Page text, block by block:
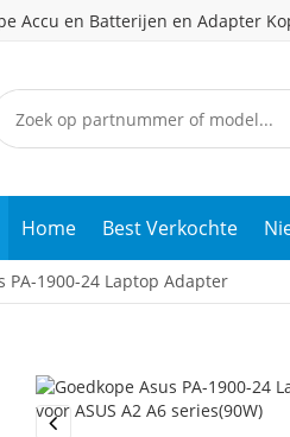
Accu en Batterijen en Adapter
Home Best Verkochte
PA-1900-24 Laptop Adapter